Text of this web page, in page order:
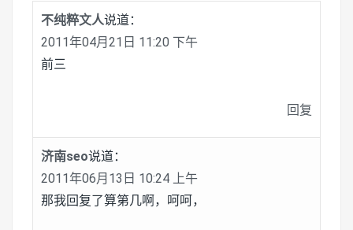
不纯粹文人说道：
2011年04月21日 11:20 下午
前三
回复
济南seo说道：
2011年06月13日 10:24 上午
那我回复了算第几啊，呵呵，